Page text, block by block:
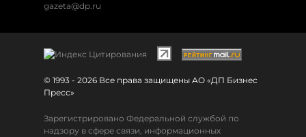
gazeta@dp.ru
© 1993 - 2026 Все права защищены АО «ДП Бизнес
Пресс»
Зарегистрировано Федеральной службой по
надзору в сфере связи, информационных